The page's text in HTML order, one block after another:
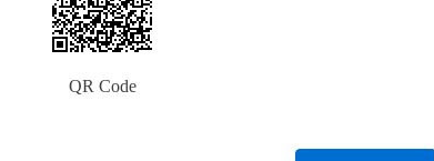
QR Code